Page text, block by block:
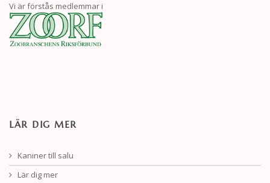
Vi är förstås medlemmar i
LÄR DIG MER
Kaniner till salu
Lär dig mer